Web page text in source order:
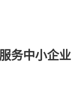
务中小企业